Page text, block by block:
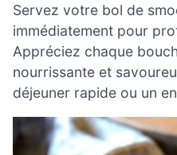
Servez votre bol de
immédiatement pour
Appréciez chaque
nourrissante et
déjeuner rapide ou un